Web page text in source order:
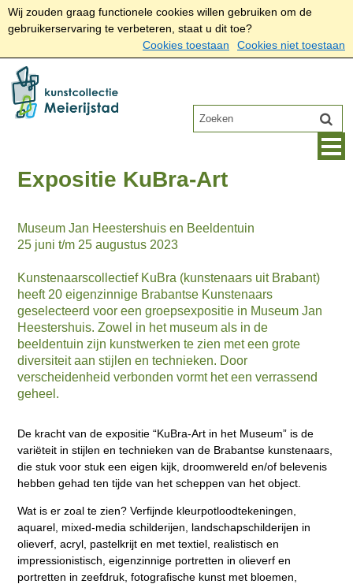
Wij zouden graag functionele cookies willen gebruiken om de
gebruikerservaring te verbeteren, staat u dit toe?
Cookies toestaan
Cookies niet toestaan
Expositie KuBra-Art
Museum Jan Heestershuis en Beeldentuin
25 juni t/m 25 augustus 2023
Kunstenaarscollectief KuBra (kunstenaars uit Brabant)
heeft 20 eigenzinnige Brabantse Kunstenaars
geselecteerd voor een groepsexpositie in Museum Jan
Heestershuis. Zowel in het museum als in de
beeldentuin zijn kunstwerken te zien met een grote
diversiteit aan stijlen en technieken. Door
verscheidenheid verbonden vormt het een verrassend
geheel.
De kracht van de expositie “KuBra-Art in het Museum” is de
variëteit in stijlen en technieken van de Brabantse kunstenaars,
die stuk voor stuk een eigen kijk, droomwereld en/of belevenis
hebben gehad ten tijde van het scheppen van het object.
Wat is er zoal te zien? Verfijnde kleurpotloodtekeningen,
aquarel, mixed-media schilderijen, landschapschilderijen in
olieverf, acryl, pastelkrijt en met textiel, realistisch en
impressionistisch, eigenzinnige portretten in olieverf en
portretten in zeefdruk, fotografische kunst met bloemen,